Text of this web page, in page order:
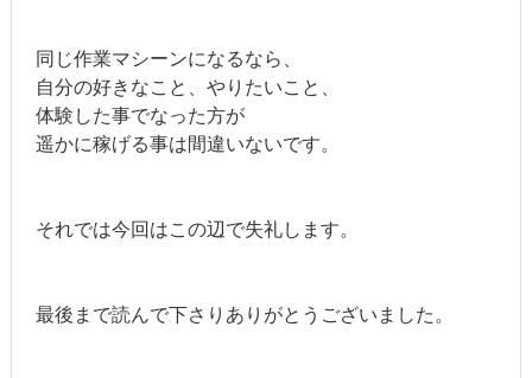
同じ作業マシーンになるなら、
自分の好きなこと、やりたいこと、
体験した事でなった方が
遥かに稼げる事は間違いないです。
それでは今回はこの辺で失礼します。
最後まで読んで下さりありがとうございました。